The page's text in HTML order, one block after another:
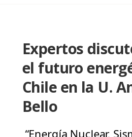
Expertos
el futuro
Chile en la U.
Bello
“Energía Nuclear,